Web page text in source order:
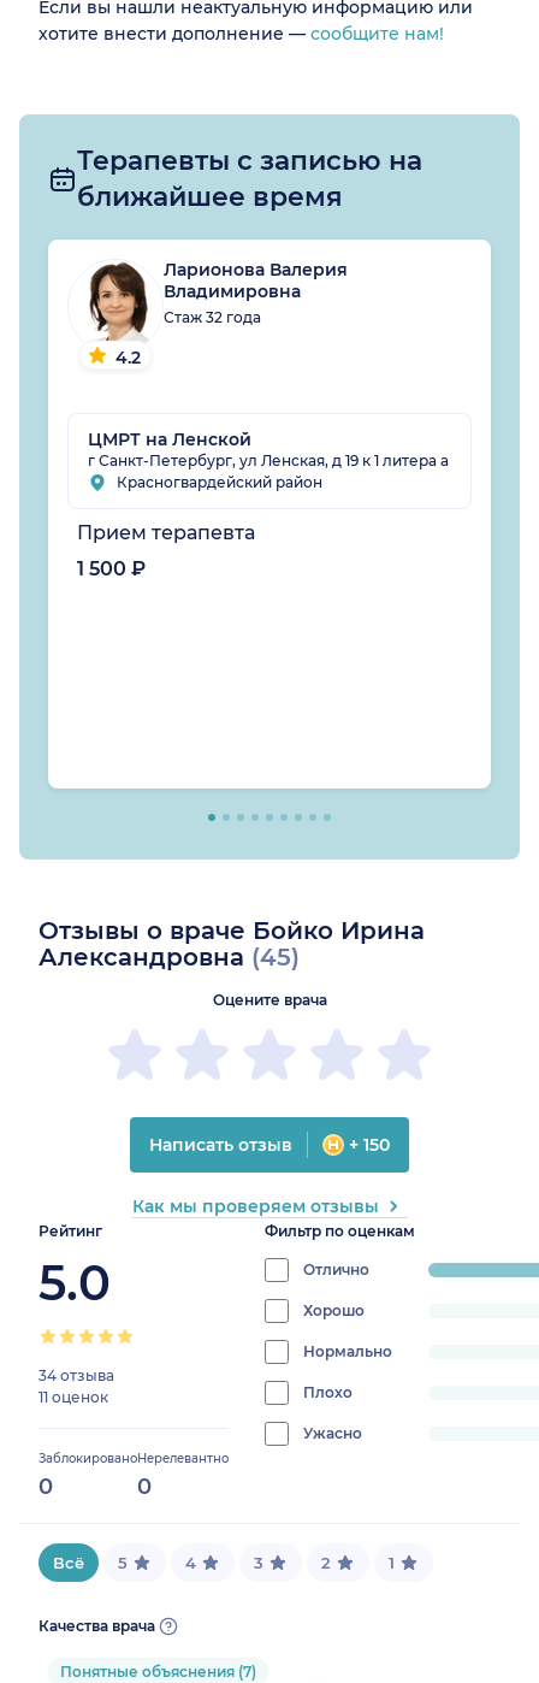
Если вы нашли неактуальную информацию или
хотите внести дополнение — сообщите нам!
Терапевты с записью на
ближайшее время
4.2
Ларионова Валерия
Владимировна
Стаж 32 года
ЦМРТ на Ленской
г Санкт-Петербург, ул Ленская, д 19 к 1 литера а
Красногвардейский район
Прием терапевта
1 500 ₽
Отзывы о враче Бойко Ирина
Александровна (45)
Рейтинг
5.0
34 отзыва
11 оценок
Заблокировано
0
Нерелевантно
0
Фильтр по оценкам
Отлично
progress:
Хорошо
0%
Нормально
0%
Плохо
progress:
Ужасно
0%
Оцените врача
Написать отзыв + 150
Как мы проверяем отзывы
Всё 5 4 3 2 1
Качества врача
Понятные объяснения (7)